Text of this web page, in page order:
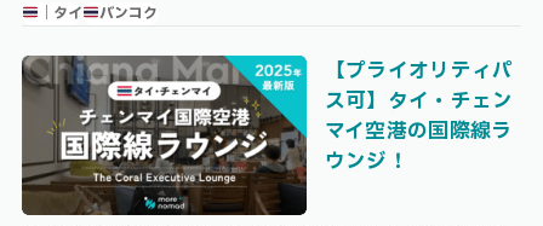
｜タイ
バンコク
【プライオリティパ
ス可】タイ・チェン
マイ空港の国際線ラ
ウンジ！